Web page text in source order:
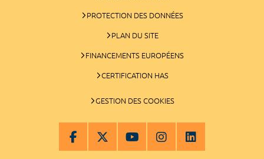
PROTECTION DES DONNÉES
PLAN DU SITE
FINANCEMENTS EUROPÉENS
CERTIFICATION HAS
GESTION DES COOKIES